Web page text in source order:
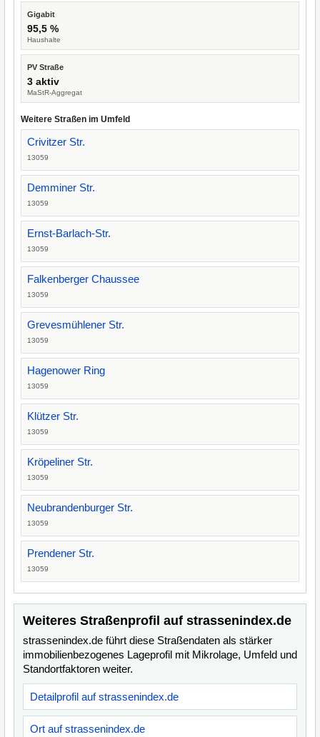
Gigabit
95,5 %
Haushalte
PV Straße
3 aktiv
MaStR-Aggregat
Weitere Straßen im Umfeld
Crivitzer Str.
13059
Demminer Str.
13059
Ernst-Barlach-Str.
13059
Falkenberger Chaussee
13059
Grevesmühlener Str.
13059
Hagenower Ring
13059
Klützer Str.
13059
Kröpeliner Str.
13059
Neubrandenburger Str.
13059
Prendener Str.
13059
Weiteres Straßenprofil auf strassenindex.de
strassenindex.de führt diese Straßendaten als stärker
immobilienbezogenes Lageprofil mit Mikrolage, Umfeld und
Standortfaktoren weiter.
Detailprofil auf strassenindex.de
Ort auf strassenindex.de